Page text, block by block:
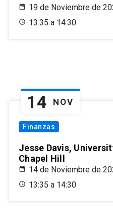
19 de Noviembre de
13:35 a 14:30
14 NOV
Finanzas
Jesse Davis,
Chapel Hill
14 de Noviembre de
13:35 a 14:30